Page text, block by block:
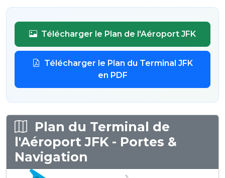
Télécharger le Plan de l'Aéroport JFK
Télécharger le Plan du Terminal JFK
en PDF
Plan du Terminal de
l'Aéroport JFK - Portes &
Navigation